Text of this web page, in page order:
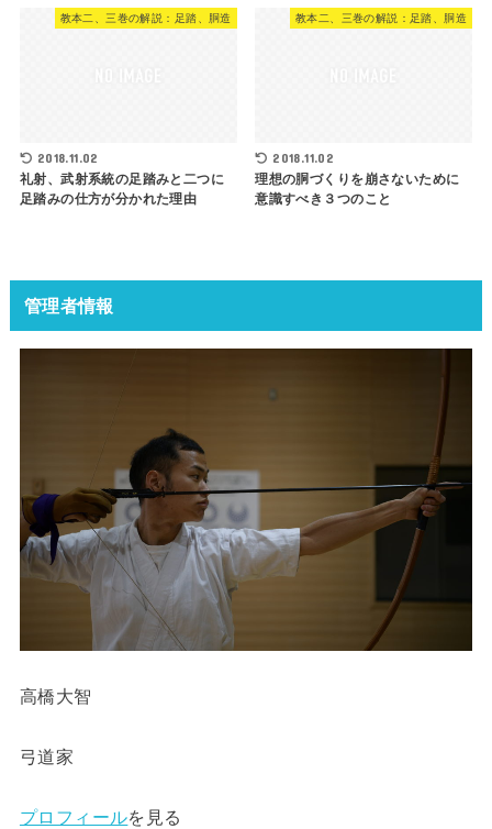
教本二、三巻の解説：足踏、胴造
2018.11.02
礼射、武射系統の足踏みと二つに
足踏みの仕方が分かれた理由
教本二、三巻の解説：足踏、胴造
2018.11.02
理想の胴づくりを崩さないために
意識すべき３つのこと
管理者情報
高橋大智
弓道家
プロフィールを見る